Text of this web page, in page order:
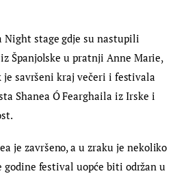
Night stage gdje su nastupili
Španjolske u pratnji Anne Marie,
savršeni kraj večeri i festivala
Shanea Ó Fearghaila iz Irske i
je završeno, a u zraku je nekoliko
godine festival uopće biti održan u